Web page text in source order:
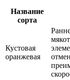
Название
сорта
Кустовая
оранжевая